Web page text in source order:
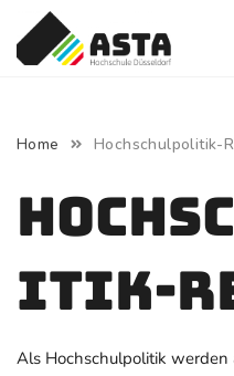
content
Home Hochschulpolitik-
itik-
Als Hochschulpolitik